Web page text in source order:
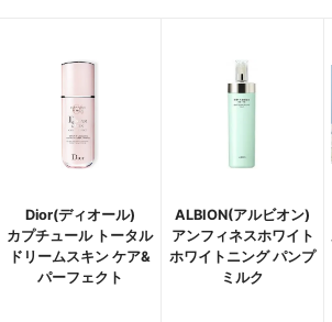
Dior(ディオール)
カプチュール トータル
ドリームスキン ケア&
パーフェクト
ALBION(アルビオン)
アンフィネスホワイト
ホワイトニング パンプ
ミルク